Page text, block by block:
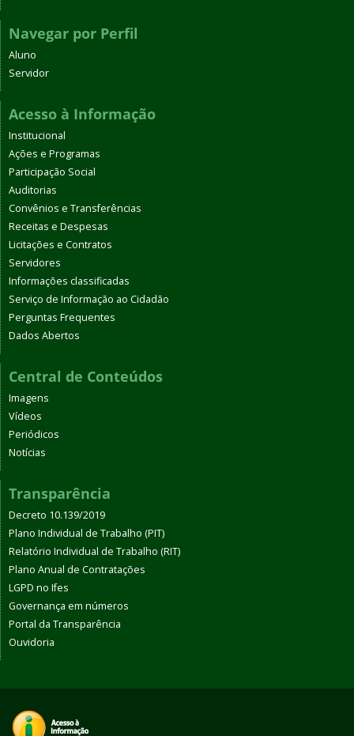
Navegar por Perfil
Aluno
Servidor
Acesso à Informação
Institucional
Ações e Programas
Participação Social
Auditorias
Convênios e Transferências
Receitas e Despesas
Licitações e Contratos
Servidores
Informações classificadas
Serviço de Informação ao Cidadão
Perguntas Frequentes
Dados Abertos
Central de Conteúdos
Imagens
Vídeos
Periódicos
Notícias
Transparência
Decreto 10.139/2019
Plano Individual de Trabalho (PIT)
Relatório Individual de Trabalho (RIT)
Plano Anual de Contratações
LGPD no Ifes
Governança em números
Portal da Transparência
Ouvidoria